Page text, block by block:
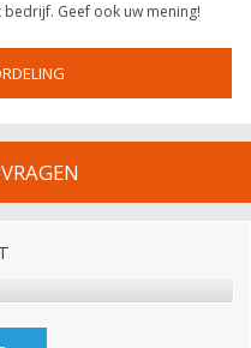
Geef ook uw mening!